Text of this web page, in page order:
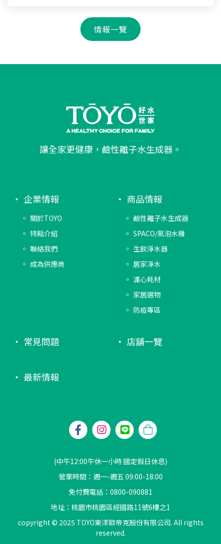
情報一覽
讓全家更健康，鹼性離子水生成器。
企業情報
關於TOYO
特點介紹
聯絡我們
成為供應商
商品情報
鹼性離子水生成器
SPACO/氣泡水機
生飲淨水器
居家凈水
濾心耗材
家居選物
防疫專區
常見問題 店舖一覽
最新情報
(中午12:00午休一小時 國定假日休息)
營業時間：週一-週五 09:00-18:00
免付費電話：0800-090881
地址：桃園市桃園區經國路11號6樓之1
copyright © 2025 TOYO東洋歐帝克股份有限公司. All rights
reserved.